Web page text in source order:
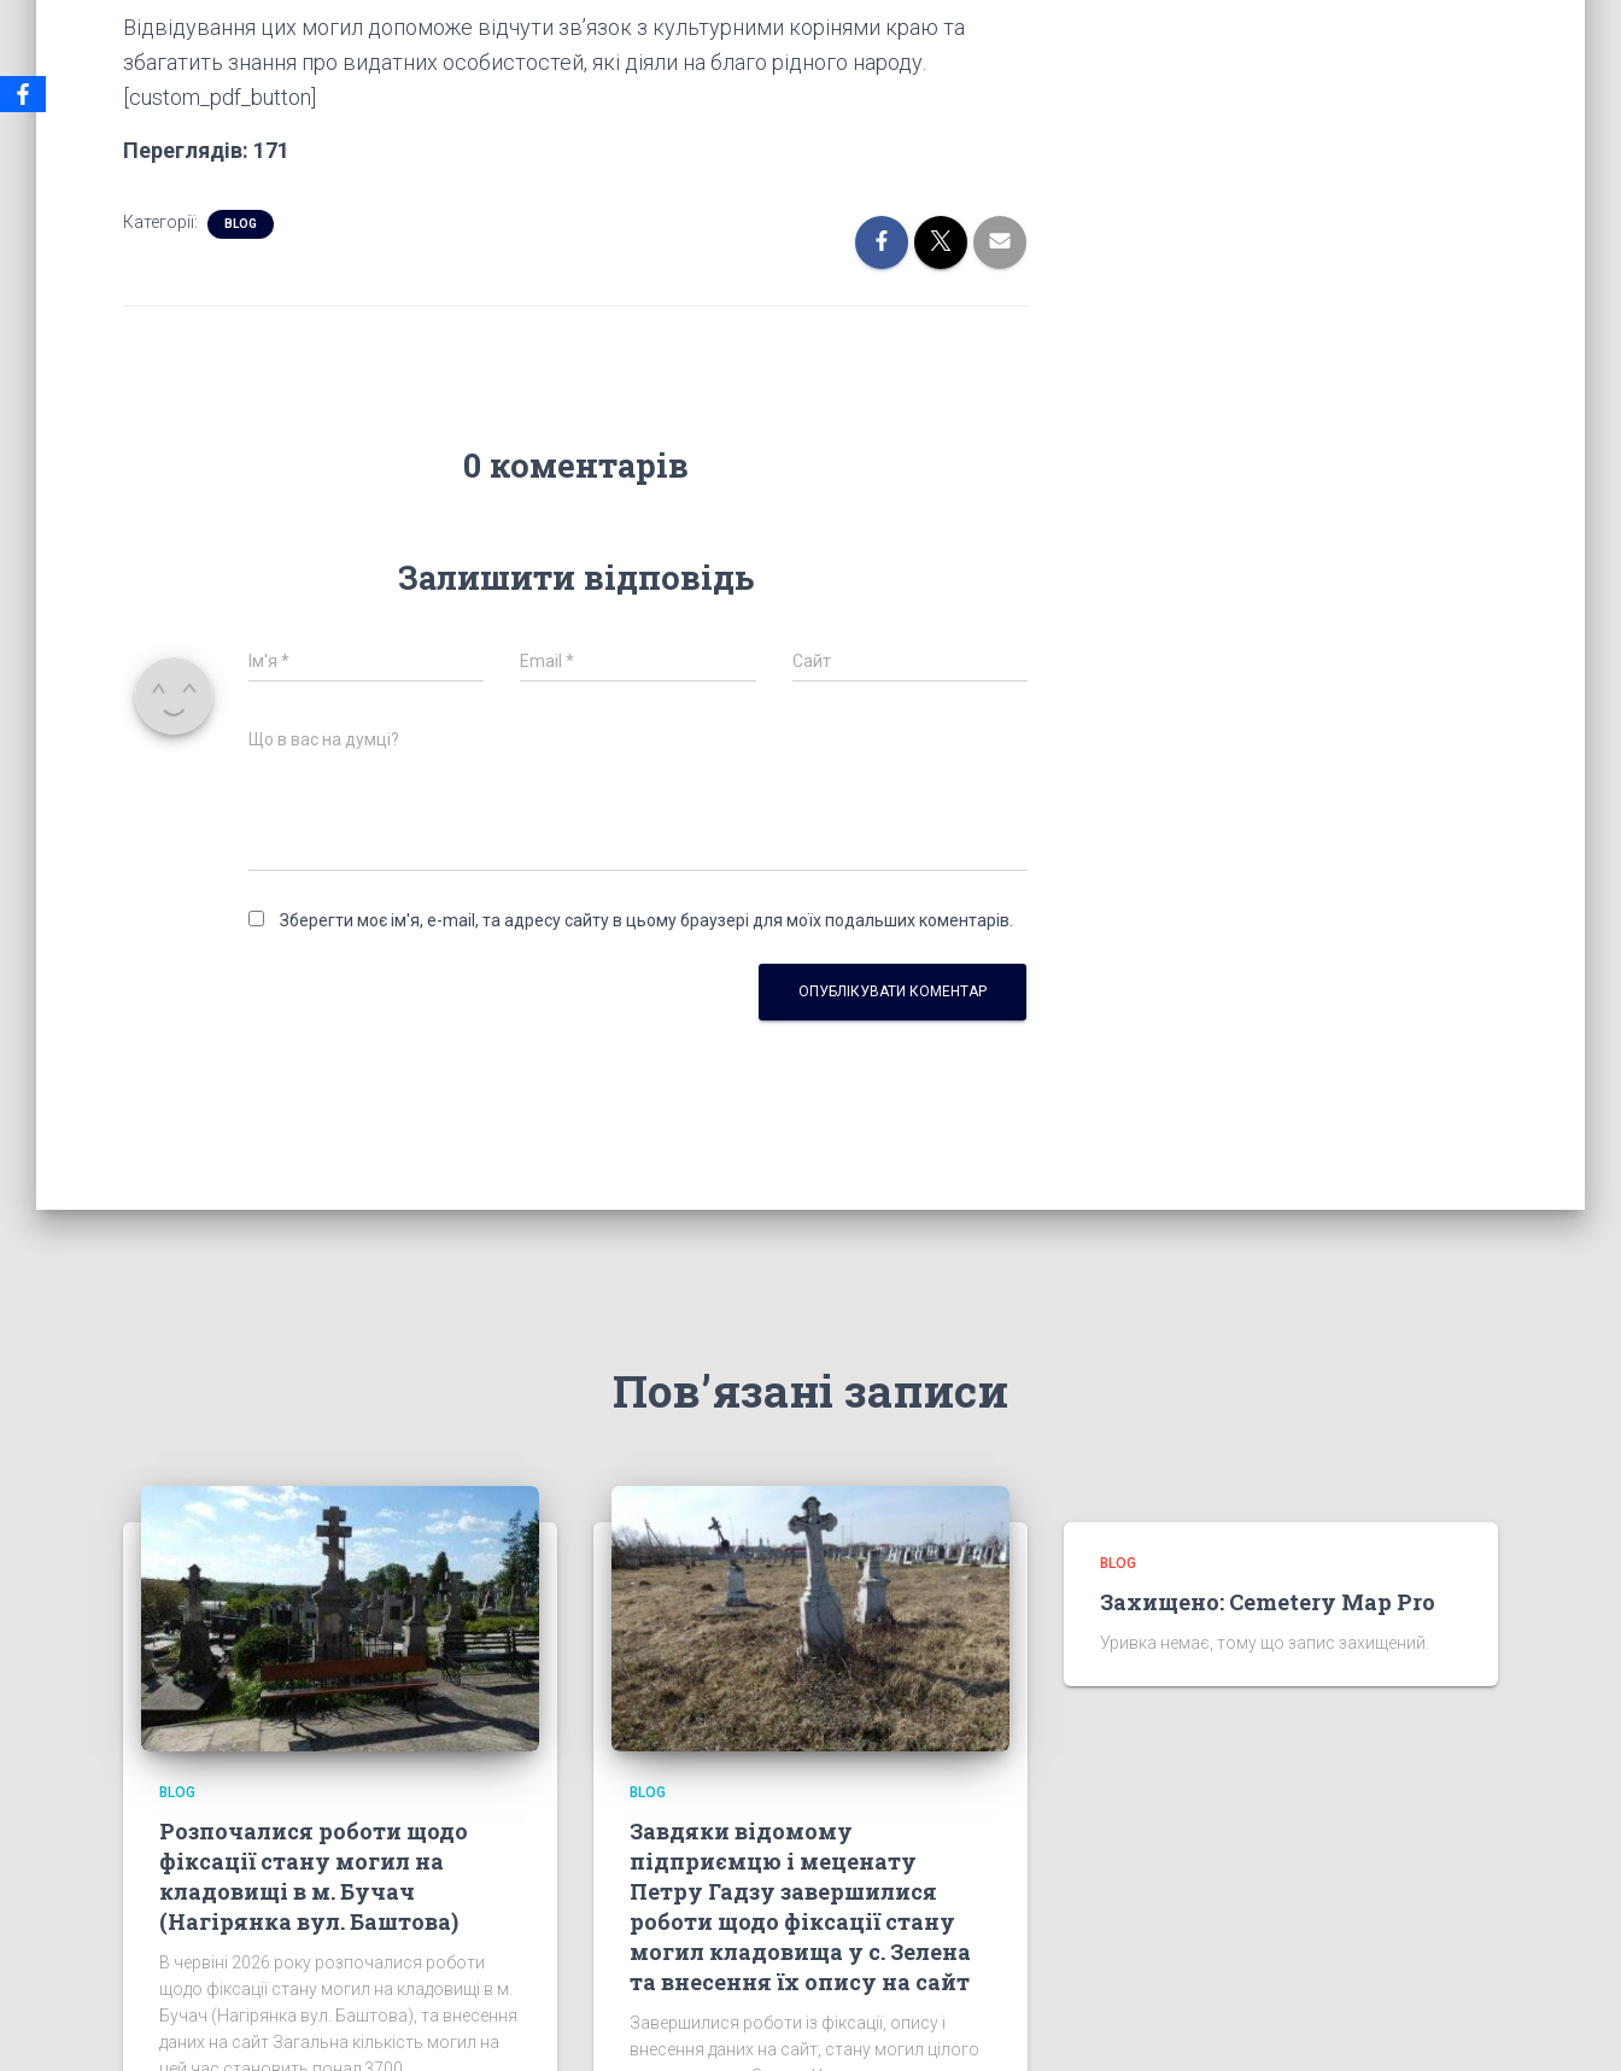
Відвідування цих могил допоможе відчути зв’язок з культурними корінями краю та
збагатить знання про видатних особистостей, які діяли на благо рідного народу.
[custom_pdf_button]
Переглядів: 171
Категорії: BLOG
0 коментарів
Залишити відповідь
Ім'я * Email* Сайт
Що в вас на думці?
Зберегти моє ім'я, e-mail, та адресу сайту в цьому браузері для моїх подальших коментарів.
Пов’язані записи
BLOG
Розпочалися роботи щодо
фіксації стану могил на
кладовищі в м. Бучач
(Нагірянка вул. Баштова)
В червіні 2026 року розпочалися роботи
щодо фіксації стану могил на кладовищі в м.
Бучач (Нагірянка вул. Баштова), та внесення
даних на сайт Загальна кількість могил на
BLOG
Завдяки відомому
підприємцю і меценату
Петру Гадзу завершилися
роботи щодо фіксації стану
могил кладовища у с. Зелена
та внесення їх опису на сайт
Завершилися роботи із фіксації, опису і
внесення даних на сайт, стану могил цілого
BLOG
Захищено: Cemetery Map Pro
Уривка немає, тому що запис захищений.